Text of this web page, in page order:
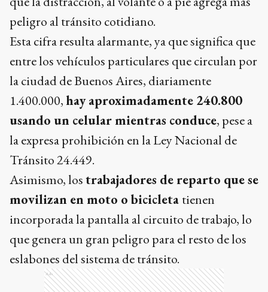
conductores y de peatones, comprobando
que la distracción, al volante o a pie agrega más
peligro al tránsito cotidiano.
Esta cifra resulta alarmante, ya que significa que
entre los vehículos particulares que circulan por
la ciudad de Buenos Aires, diariamente
1.400.000,hay aproximadamente 240.800
usando un celular mientras conduce, pese a
la expresa prohibición en la Ley Nacional de
Tránsito 24.449.
Asimismo, lostrabajadores de reparto que se
movilizan en moto o bicicletatienen
incorporada la pantalla al circuito de trabajo, lo
que genera un gran peligro para el resto de los
eslabones del sistema de tránsito.